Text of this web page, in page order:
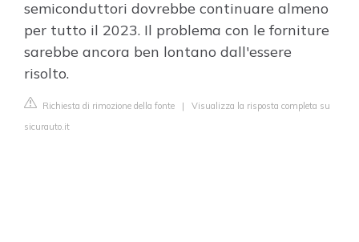
semiconduttori dovrebbe continuare almeno
per tutto il 2023. Il problema con le forniture
sarebbe ancora ben lontano dall'essere
risolto.
Richiesta di rimozione della fonte | Visualizza la risposta completa su
sicurauto.it